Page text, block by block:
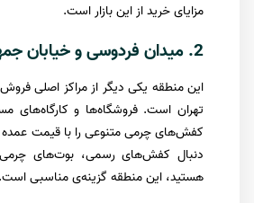
مزایای خرید از این بازار است.
2. میدان فردوسی و خیابان جمهوری
این منطقه یکی دیگر از مراکز اصلی
تهران است. فروشگاه‌ها و کارگاه‌های
کفش‌های چرمی متنوعی را با قیمت عمده
دنبال کفش‌های رسمی، بوت‌های
هستید، این منطقه گزینه‌ی مناسبی است.